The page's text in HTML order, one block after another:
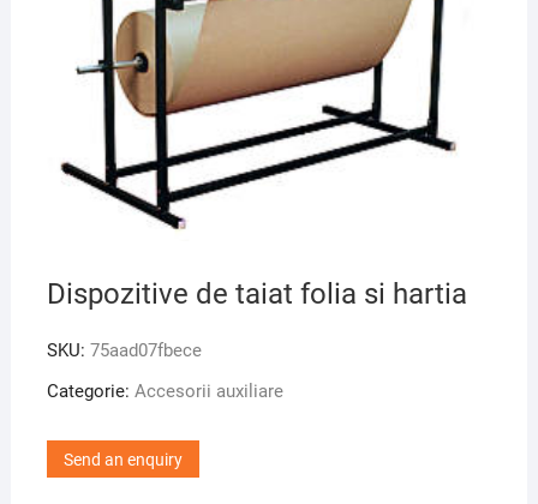
Dispozitive de taiat folia si hartia
SKU: 75aad07fbece
Categorie: Accesorii auxiliare
Send an enquiry